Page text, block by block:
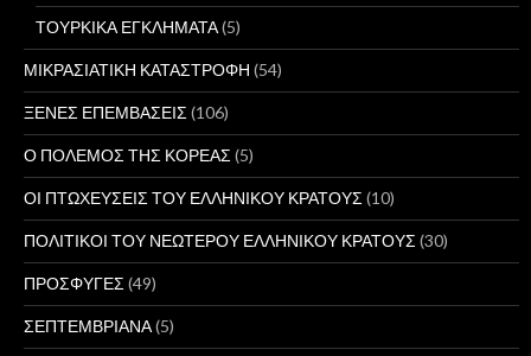
ΤΟΥΡΚΙΚΑ ΕΓΚΛΗΜΑΤΑ(5)
ΜΙΚΡΑΣΙΑΤΙΚΗ ΚΑΤΑΣΤΡΟΦΗ (54)
ΞΕΝΕΣ ΕΠΕΜΒΑΣΕΙΣ (106)
Ο ΠΟΛΕΜΟΣ ΤΗΣ ΚΟΡΕΑΣ (5)
ΟΙ ΠΤΩΧΕΥΣΕΙΣ ΤΟΥ ΕΛΛΗΝΙΚΟΥ ΚΡΑΤΟΥΣ (10)
ΠΟΛΙΤΙΚΟΙ ΤΟΥ ΝΕΩΤΕΡΟΥ ΕΛΛΗΝΙΚΟΥ ΚΡΑΤΟΥΣ (30)
ΠΡΟΣΦΥΓΕΣ (49)
ΣΕΠΤΕΜΒΡΙΑΝΑ(5)